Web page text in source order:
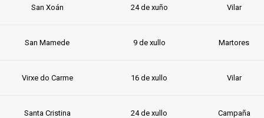
San Xoán 24 de xuño Vilar
San Mamede 9 de xullo Martores
Virxe do Carme 16 de xullo Vilar
Santa Cristina 24 de xullo Campaña